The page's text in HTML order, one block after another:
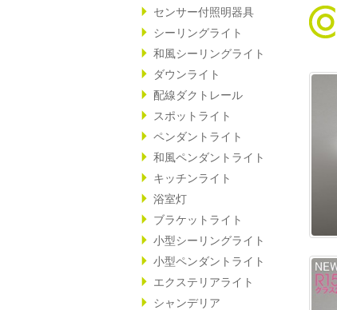
センサー付照明器具
シーリングライト
和風シーリングライト
ダウンライト
配線ダクトレール
スポットライト
ペンダントライト
和風ペンダントライト
キッチンライト
浴室灯
ブラケットライト
小型シーリングライト
小型ペンダントライト
エクステリアライト
シャンデリア